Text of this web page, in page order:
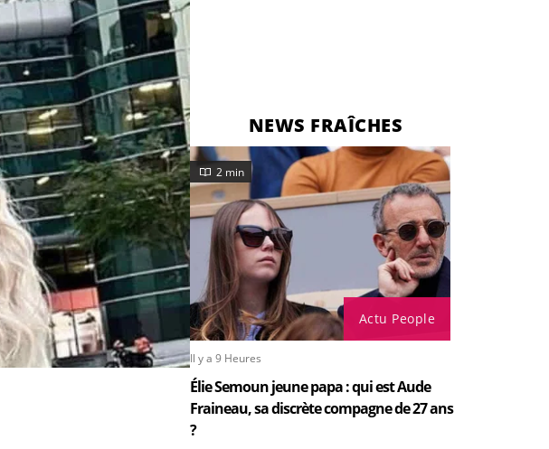
NEWS FRAÎCHES
Actu People
2 min
Il y a 9 Heures
Élie Semoun jeune papa : qui est Aude
Fraineau, sa discrète compagne de 27 ans
?